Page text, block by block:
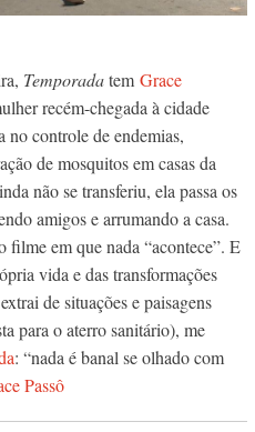
Temporadatem Grace
recém-chegada à cidade
no controle de endemias,
de mosquitos em casas da
não se transferiu, ela passa os
amigos e arrumando a casa.
em que nada “acontece”. E
vida e das transformações
de situações e paisagens
para o aterro sanitário), me
: “nada é banal se olhado com
Passô